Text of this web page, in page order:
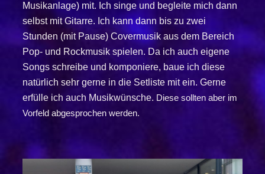
Musikanlage) mit. Ich singe und begleite mich dann
selbst mit Gitarre. Ich kann dann bis zu zwei
Stunden (mit Pause) Covermusik aus dem Bereich
Pop- und Rockmusik spielen. Da ich auch eigene
Songs schreibe und komponiere, baue ich diese
natürlich sehr gerne in die Setliste mit ein. Gerne
erfülle ich auch Musikwünsche. Diese sollten aber im
Vorfeld abgesprochen werden.